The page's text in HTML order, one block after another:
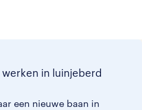
in luinjeberd
een nieuwe baan in